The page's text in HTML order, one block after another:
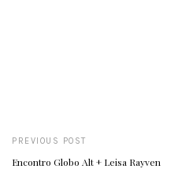
PREVIOUS POST
Encontro Globo Alt + Leisa Rayven